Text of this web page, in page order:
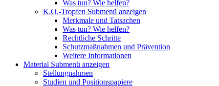
Was tun? Wie helfen?
K.O.-Tropfen Submenü anzeigen
Merkmale und Tatsachen
Was tun? Wie helfen?
Rechtliche Schritte
Schutzmaßnahmen und Prävention
Weitere Informationen
Material Submenü anzeigen
Stellungnahmen
Studien und Positionspapiere